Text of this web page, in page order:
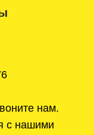
нам.
с нашими